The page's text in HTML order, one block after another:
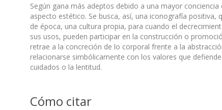
Según gana más adeptos debido a una mayor
aspecto estético. Se busca, así, una iconografía
de época, una cultura propia, para cuando el
sus usos, pueden participar en la construcción o
retrae a la concreción de lo corporal frente a la
relacionarse simbólicamente con los valores que
cuidados o la lentitud.
Cómo citar